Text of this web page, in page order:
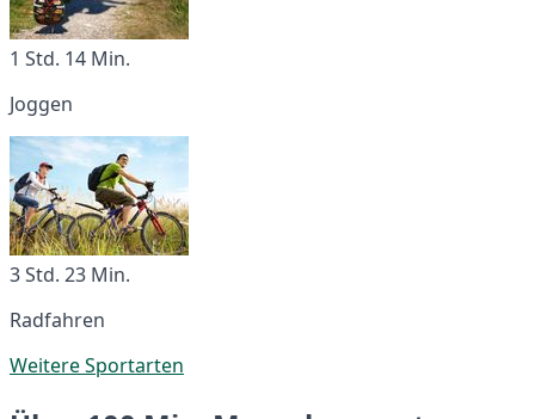
1 Std. 14 Min.
Joggen
3 Std. 23 Min.
Radfahren
Weitere Sportarten